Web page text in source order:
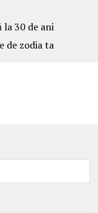
la 30 de ani
de zodia ta